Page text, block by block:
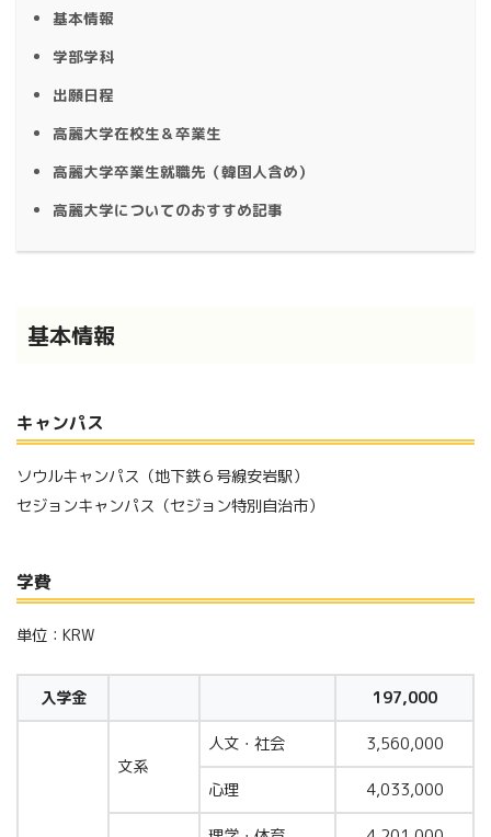
基本情報
学部学科
出願日程
高麗大学在校生＆卒業生
高麗大学卒業生就職先（韓国人含め）
高麗大学についてのおすすめ記事
基本情報
キャンパス
ソウルキャンパス（地下鉄６号線安岩駅）
セジョンキャンパス（セジョン特別自治市）
学費
単位：KRW
入学金 197,000
文系
人文・社会 3,560,000
心理 4,033,000